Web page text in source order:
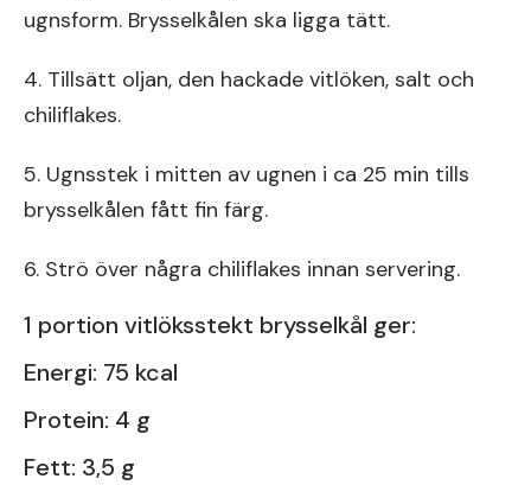
ugnsform. Brysselkålen ska ligga tätt.
4. Tillsätt oljan, den hackade vitlöken, salt och
chiliflakes.
5. Ugnsstek i mitten av ugnen i ca 25 min tills
brysselkålen fått fin färg.
6. Strö över några chiliflakes innan servering.
1 portion vitlöksstekt brysselkål ger:
Energi: 75 kcal
Protein: 4 g
Fett: 3,5 g